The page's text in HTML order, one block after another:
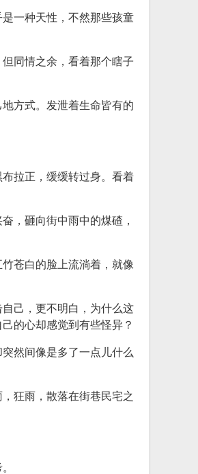
一种天性，不然那些孩童
同情之余，看着那个瞎子
方式。发泄着生命皆有的
拉正，缓缓转过身。看着
，砸向街中雨中的煤碴，
苍白的脸上流淌着，就像
己，更不明白，为什么这
的心却感觉到有些怪异？
然间像是多了一点儿什么
狂雨，散落在街巷民宅之